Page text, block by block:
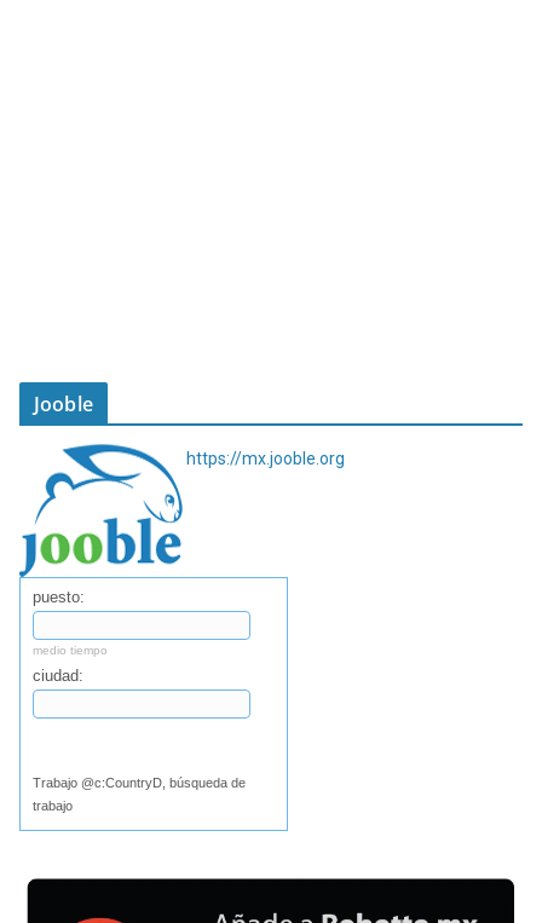
Jooble
https://mx.jooble.org
puesto:
medio tiempo
ciudad:
Trabajo @c:CountryD, búsqueda de
trabajo